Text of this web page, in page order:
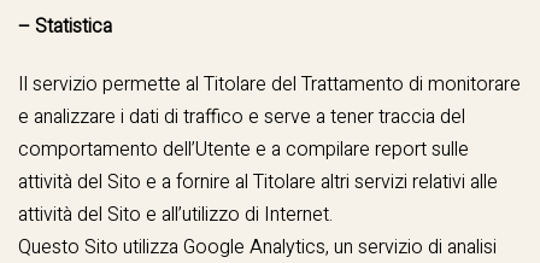
– Statistica
Il servizio permette al Titolare del Trattamento di monitorare
e analizzare i dati di traffico e serve a tener traccia del
comportamento dell’Utente e a compilare report sulle
attività del Sito e a fornire al Titolare altri servizi relativi alle
attività del Sito e all’utilizzo di Internet.
Questo Sito utilizza Google Analytics, un servizio di analisi